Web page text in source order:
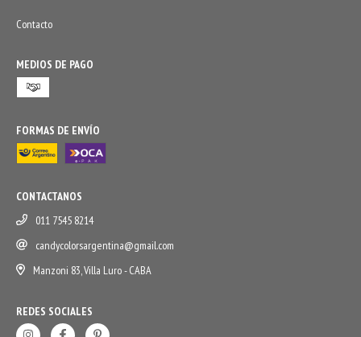
Contacto
MEDIOS DE PAGO
FORMAS DE ENVÍO
CONTACTANOS
011 7545 8214
candycolorsargentina@gmail.com
Manzoni 83, Villa Luro - CABA
REDES SOCIALES